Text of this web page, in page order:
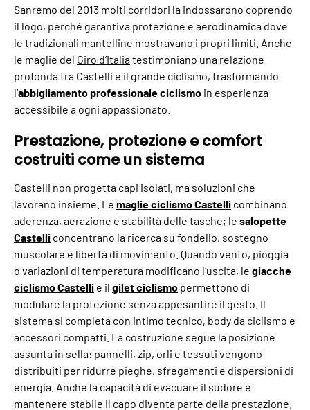
Sanremo del 2013 molti corridori la indossarono coprendo
il logo, perché garantiva protezione e aerodinamica dove
le tradizionali mantelline mostravano i propri limiti. Anche
le maglie del Giro d’Italiatestimoniano una relazione
profonda tra Castelli e il grande ciclismo, trasformando
l’abbigliamento professionale ciclismo in esperienza
accessibile a ogni appassionato.
Prestazione, protezione e comfort
costruiti come un sistema
Castelli non progetta capi isolati, ma soluzioni che
lavorano insieme. Le maglie ciclismo Castelli combinano
aderenza, aerazione e stabilità delle tasche; le salopette
Castelli concentrano la ricerca su fondello, sostegno
muscolare e libertà di movimento. Quando vento, pioggia
o variazioni di temperatura modificano l’uscita, le giacche
ciclismo Castelli e il gilet ciclismo permettono di
modulare la protezione senza appesantire il gesto. Il
sistema si completa con intimo tecnico, body da ciclismo e
accessori compatti. La costruzione segue la posizione
assunta in sella: pannelli, zip, orli e tessuti vengono
distribuiti per ridurre pieghe, sfregamenti e dispersioni di
energia. Anche la capacità di evacuare il sudore e
mantenere stabile il capo diventa parte della prestazione.